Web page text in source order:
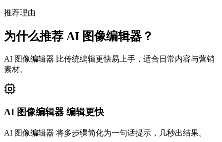
推荐理由
为什么推荐 AI 图像编辑器？
AI 图像编辑器 比传统编辑更快易上手，适合日常内容与营销
素材。
AI 图像编辑器 编辑更快
AI 图像编辑器 将多步骤简化为一句话提示，几秒出结果。